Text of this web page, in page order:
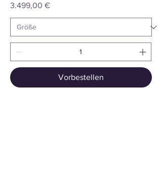
Preis
3.499,00 €
Vorbestellen